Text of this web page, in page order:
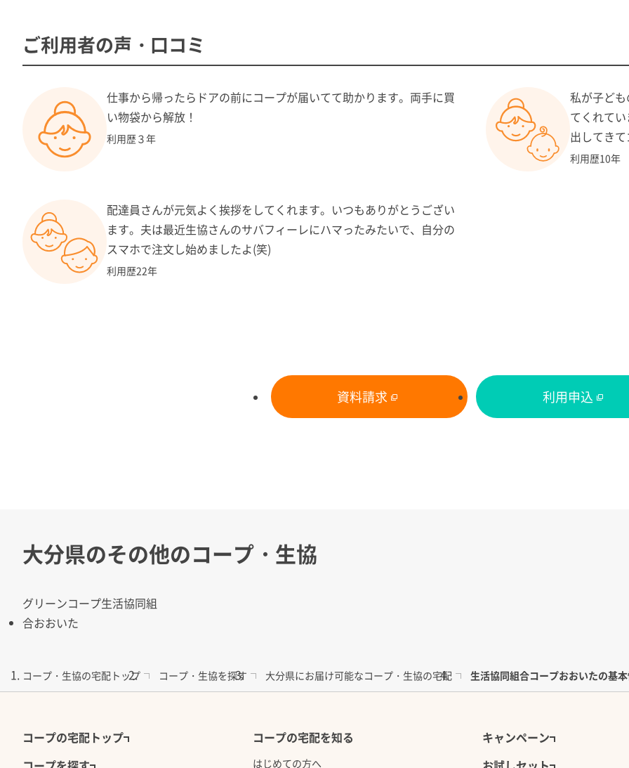
ご利用者の声・口コミ
仕事から帰ったらドアの前にコープが届いてて助かります。両手に買
い物袋から解放！
利用歴３年
私が子ど
てくれて
出してき
利用歴10年
配達員さんが元気よく挨拶をしてくれます。いつもありがとうござい
ます。夫は最近生協さんのサバフィーレにハマったみたいで、自分の
スマホで注文し始めましたよ(笑)
利用歴22年
資料請求 利用申込
大分県のその他のコープ・生協
グリーンコープ生活協同組
合おおいた
コープ・生協の宅配トップ コープ・生協を探す 大分県にお届け可能なコープ・生協の宅配 生活協同組合コープおおいたの基
コープの宅配トップ
コープの宅配を知る
はじめての方へ
キャンペーン